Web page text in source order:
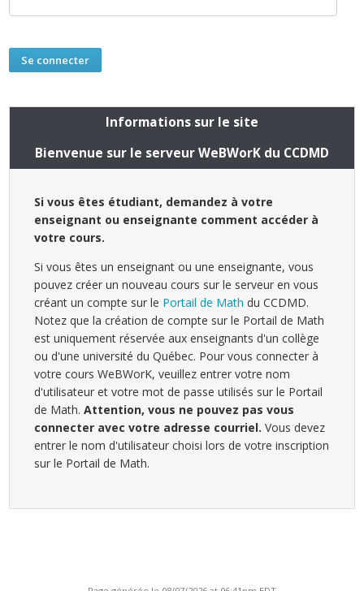
Informations sur le site
Bienvenue sur le serveur WeBWorK du CCDMD
Si vous êtes étudiant, demandez à votre
enseignant ou enseignante comment accéder à
votre cours.
Si vous êtes un enseignant ou une enseignante, vous
pouvez créer un nouveau cours sur le serveur en vous
créant un compte sur le Portail de Math du CCDMD.
Notez que la création de compte sur le Portail de Math
est uniquement réservée aux enseignants d'un collège
ou d'une université du Québec. Pour vous connecter à
votre cours WeBWorK, veuillez entrer votre nom
d'utilisateur et votre mot de passe utilisés sur le Portail
de Math.Attention, vous ne pouvez pas vous
connecter avec votre adresse courriel. Vous devez
entrer le nom d'utilisateur choisi lors de votre inscription
sur le Portail de Math.